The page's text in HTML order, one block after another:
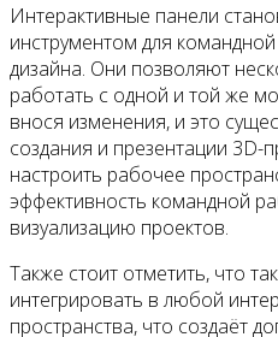
Интерактивные панели
инструментом для
дизайна. Они позволяют
работать с одной и той же
внося изменения, и это
создания и презентации
настроить рабочее
эффективность командной
визуализацию проектов.
Также стоит отметить, что
интегрировать в любой
пространства, что создаёт